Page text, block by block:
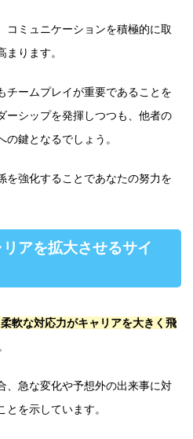
コミュニケーションを積極的に取
ります。
チームプレイが重要であることを
ーシップを発揮しつつも、他者の
鍵となるでしょう。
を強化することであなたの努力を
アを拡大させるサイ
柔軟な対応力がキャリアを大きく飛
、急な変化や予想外の出来事に対
を示しています。